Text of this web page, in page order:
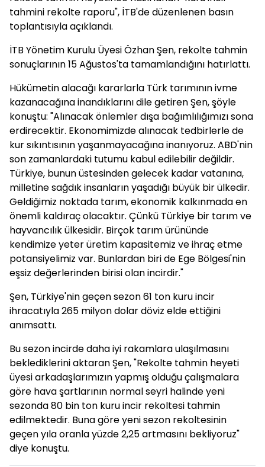
tahmini rekolte raporu", İTB'de düzenlenen basın
toplantısıyla açıklandı.
İTB Yönetim Kurulu Üyesi Özhan Şen, rekolte tahmin
sonuçlarının 15 Ağustos'ta tamamlandığını hatırlattı.
Hükümetin alacağı kararlarla Türk tarımının ivme
kazanacağına inandıklarını dile getiren Şen, şöyle
konuştu: "Alınacak önlemler dışa bağımlılığımızı sona
erdirecektir. Ekonomimizde alınacak tedbirlerle de
kur sıkıntısının yaşanmayacağına inanıyoruz. ABD'nin
son zamanlardaki tutumu kabul edilebilir değildir.
Türkiye, bunun üstesinden gelecek kadar vatanına,
milletine sağdık insanların yaşadığı büyük bir ülkedir.
Geldiğimiz noktada tarım, ekonomik kalkınmada en
önemli kaldıraç olacaktır. Çünkü Türkiye bir tarım ve
hayvancılık ülkesidir. Birçok tarım ürününde
kendimize yeter üretim kapasitemiz ve ihraç etme
potansiyelimiz var. Bunlardan biri de Ege Bölgesi'nin
eşsiz değerlerinden birisi olan incirdir."
Şen, Türkiye'nin geçen sezon 61 ton kuru incir
ihracatıyla 265 milyon dolar döviz elde ettiğini
anımsattı.
Bu sezon incirde daha iyi rakamlara ulaşılmasını
beklediklerini aktaran Şen, "Rekolte tahmin heyeti
üyesi arkadaşlarımızın yapmış olduğu çalışmalara
göre hava şartlarının normal seyri halinde yeni
sezonda 80 bin ton kuru incir rekoltesi tahmin
edilmektedir. Buna göre yeni sezon rekoltesinin
geçen yıla oranla yüzde 2,25 artmasını bekliyoruz"
diye konuştu.